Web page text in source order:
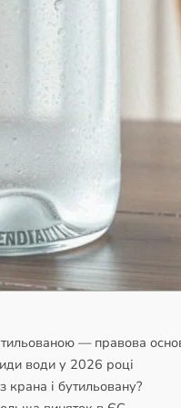
— правова
води у 2026 році
крана і бутильовану?